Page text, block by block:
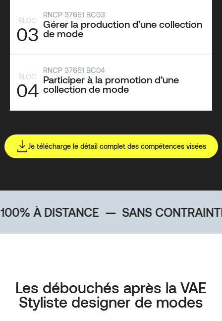
BLOC
03
RNCP 37651 BC03
Gérer la production d’une collection
de mode
BLOC
04
RNCP 37651 BC04
Participer à la promotion d’une
collection de mode
Je télécharge le détail complet des compétences visées
— SANS CONTRAINTE
Les débouchés après la VAE
Styliste designer de modes